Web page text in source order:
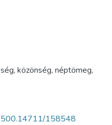
, közönség, néptömeg,
158548